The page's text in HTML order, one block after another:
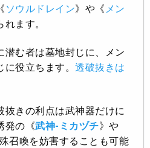
ソウルドレイン》や《 メン
ます。
潜む者は墓地封じに、メン
役立ちます。 透破抜きは
抜きの利点は武神器だけに
発の《武神-ミカヅチ》や
召喚を妨害することも可能